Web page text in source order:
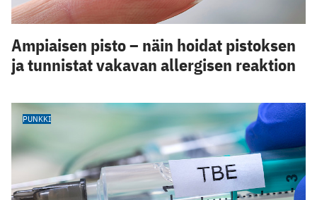
Ampiaisen pisto – näin hoidat pistoksen
ja tunnistat vakavan allergisen reaktion
PUNKKI